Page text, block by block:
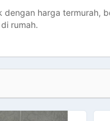
SEPEDA MOTOR
harga termurah,
di rumah.